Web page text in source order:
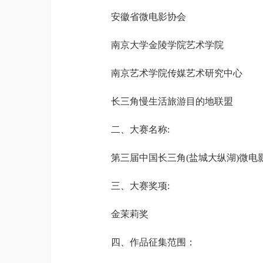
安徽省微电影协会
南京大学金陵学院艺术学院
南京艺术学院传媒艺术研究中心
长三角慢生活旅游目的地联盟
二、大赛名称:
第三届中国长三角(盐城大纵湖)微电
三、大赛奖项:
金茉莉奖
四、作品征集范围：